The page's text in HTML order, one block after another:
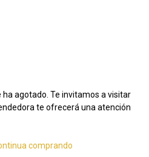
agotado. Te invitamos a visitar
te ofrecerá una atención
comprando